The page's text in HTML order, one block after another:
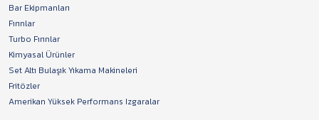
Bar Ekipmanları
Fırınlar
Turbo Fırınlar
Kimyasal Ürünler
Set Altı Bulaşık Yıkama Makineleri
Fritözler
Amerikan Yüksek Performans Izgaralar